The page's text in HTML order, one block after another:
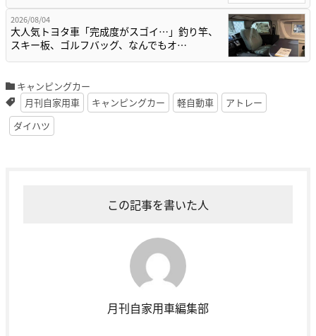
2026/08/04
大人気トヨタ車「完成度がスゴイ…」釣り竿、
スキー板、ゴルフバッグ、なんでもオ…
キャンピングカー
月刊自家用車
キャンピングカー 軽自動車
アトレー
ダイハツ
この記事を書いた人
月刊自家用車編集部